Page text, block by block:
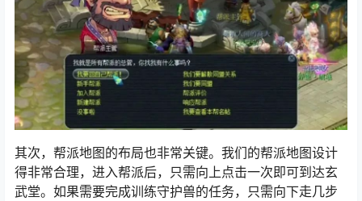
其次，帮派地图的布局也非常关键。我们的帮派地图设计
得非常合理，进入帮派后，只需向上点击一次即可到达玄
武堂。如果需要完成训练守护兽的任务，只需向下走几步